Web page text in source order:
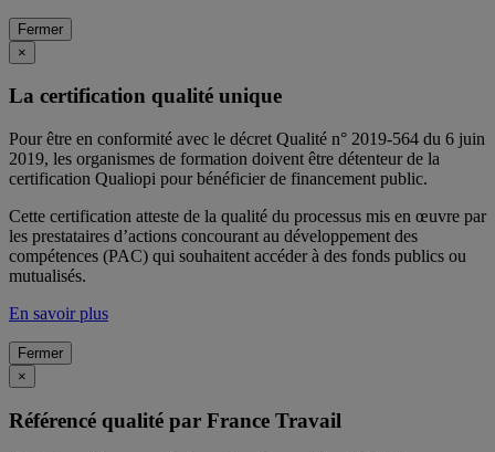
Fermer
×
La certification qualité unique
Pour être en conformité avec le décret Qualité n° 2019-564 du 6 juin
2019, les organismes de formation doivent être détenteur de la
certification Qualiopi pour bénéficier de financement public.
Cette certification atteste de la qualité du processus mis en œuvre par
les prestataires d’actions concourant au développement des
compétences (PAC) qui souhaitent accéder à des fonds publics ou
mutualisés.
En savoir plus
Fermer
×
Référencé qualité par France Travail